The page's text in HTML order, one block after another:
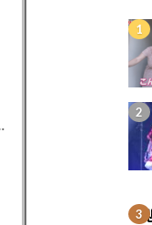
引き当てる！【ドラフト会議2025】
【